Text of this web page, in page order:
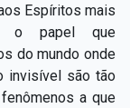
Espíritos mais
o papel que
do mundo onde
invisível são tão
a que